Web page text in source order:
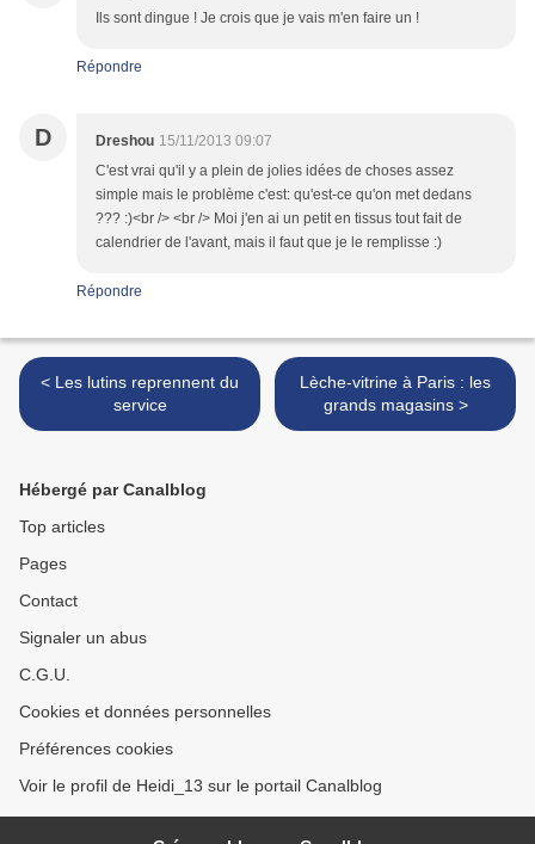
Ils sont dingue ! Je crois que je vais m'en faire un !
Répondre
D Dreshou 15/11/2013 09:07
C'est vrai qu'il y a plein de jolies idées de choses assez
simple mais le problème c'est: qu'est-ce qu'on met dedans
??? :)<br /> <br /> Moi j'en ai un petit en tissus tout fait de
calendrier de l'avant, mais il faut que je le remplisse :)
Répondre
< Les lutins reprennent du
service
Lèche-vitrine à Paris : les
grands magasins >
Hébergé par Canalblog
Top articles
Pages
Contact
Signaler un abus
C.G.U.
Cookies et données personnelles
Préférences cookies
Voir le profil de Heidi_13 sur le portail Canalblog